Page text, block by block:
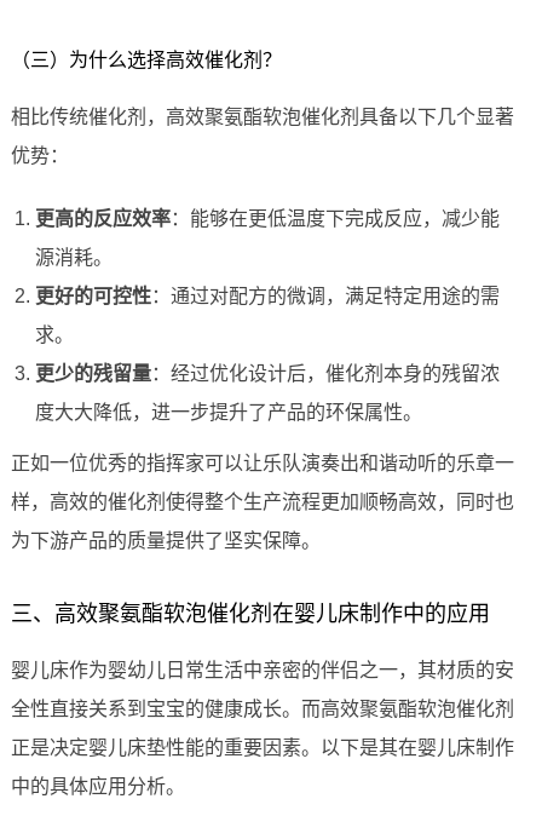
（三）为什么选择高效催化剂？
相比传统催化剂，高效聚氨酯软泡催化剂具备以下几个显著
优势：
更高的反应效率：能够在更低温度下完成反应，减少能
源消耗。
更好的可控性：通过对配方的微调，满足特定用途的需
求。
更少的残留量：经过优化设计后，催化剂本身的残留浓
度大大降低，进一步提升了产品的环保属性。
正如一位优秀的指挥家可以让乐队演奏出和谐动听的乐章一
样，高效的催化剂使得整个生产流程更加顺畅高效，同时也
为下游产品的质量提供了坚实保障。
三、高效聚氨酯软泡催化剂在婴儿床制作中的应用
婴儿床作为婴幼儿日常生活中亲密的伴侣之一，其材质的安
全性直接关系到宝宝的健康成长。而高效聚氨酯软泡催化剂
正是决定婴儿床垫性能的重要因素。以下是其在婴儿床制作
中的具体应用分析。